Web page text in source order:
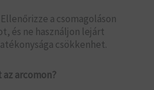
a csomagoláson
és ne használjon lejárt
csökkenhet.
arcomon?